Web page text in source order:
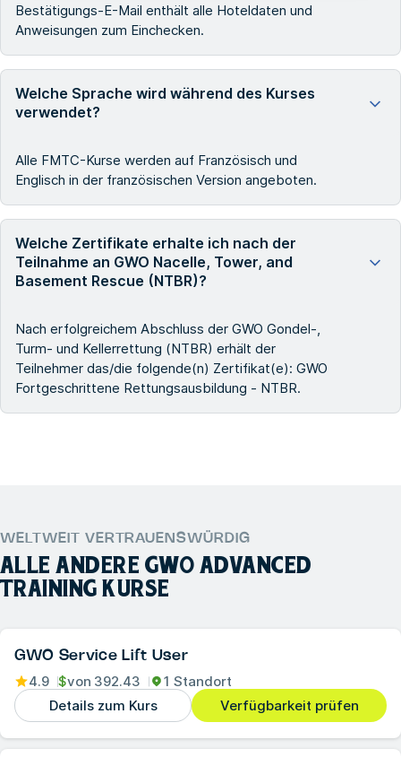
Bestätigungs-E-Mail enthält alle Hoteldaten und
Anweisungen zum Einchecken.
Welche Sprache wird während des Kurses
verwendet?
Alle FMTC-Kurse werden auf Französisch und
Englisch in der französischen Version angeboten.
Welche Zertifikate erhalte ich nach der
Teilnahme an GWO Nacelle, Tower, and
Basement Rescue (NTBR)?
Nach erfolgreichem Abschluss der GWO Gondel-,
Turm- und Kellerrettung (NTBR) erhält der
Teilnehmer das/die folgende(n) Zertifikat(e): GWO
Fortgeschrittene Rettungsausbildung - NTBR.
WELTWEIT VERTRAUENSWÜRDIG
ALLE ANDERE GWO ADVANCED
TRAINING KURSE
GWO Service Lift User
4.9 $von 392.43
1 Standort
Details zum Kurs
Verfügbarkeit prüfen